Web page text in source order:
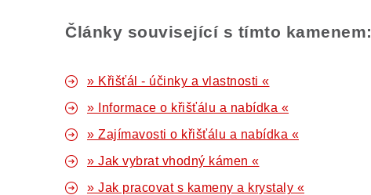
Články související s tímto kamenem:
» Křišťál - účinky a vlastnosti «
» Informace o křišťálu a nabídka «
» Zajímavosti o křišťálu a nabídka «
» Jak vybrat vhodný kámen «
» Jak pracovat s kameny a krystaly «